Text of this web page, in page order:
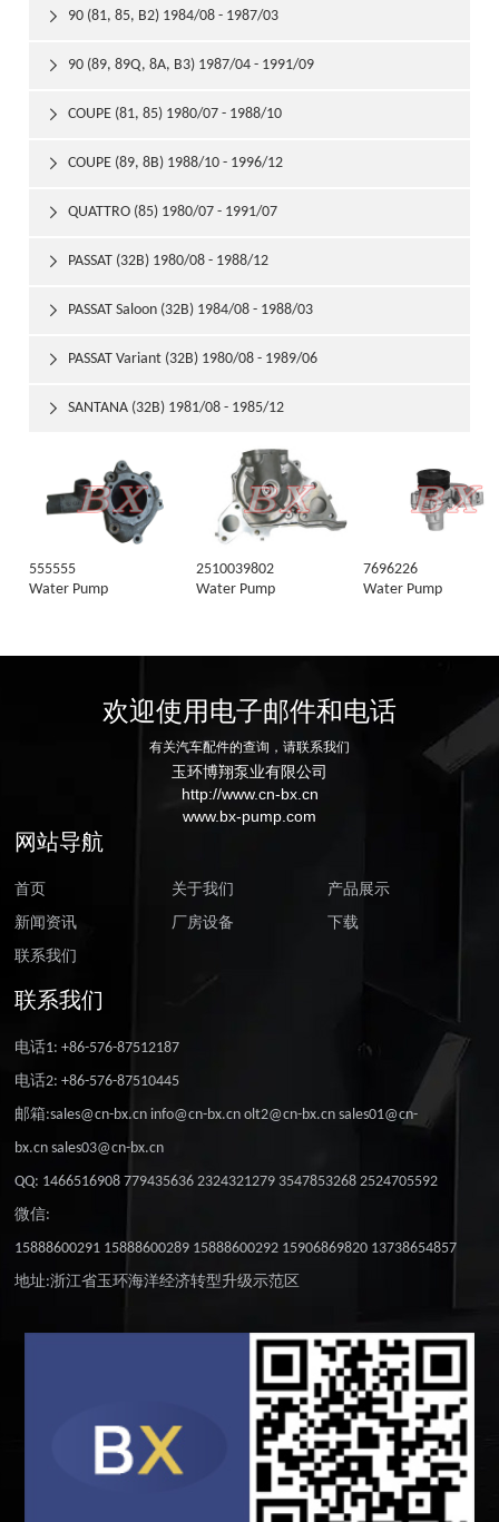
90 (81, 85, B2) 1984/08 - 1987/03

90 (89, 89Q, 8A, B3) 1987/04 - 1991/09

COUPE (81, 85) 1980/07 - 1988/10

COUPE (89, 8B) 1988/10 - 1996/12

QUATTRO (85) 1980/07 - 1991/07

PASSAT (32B) 1980/08 - 1988/12

PASSAT Saloon (32B) 1984/08 - 1988/03

PASSAT Variant (32B) 1980/08 - 1989/06

SANTANA (32B) 1981/08 - 1985/12

555555
Water Pump
2510039802
Water Pump
7696226
Water Pump
欢迎使用电子邮件和电话
有关汽车配件的查询，请联系我们
玉环博翔泵业有限公司
http://www.cn-bx.cn
www.bx-pump.com
网站导航
首页 关于我们
产品展示
新闻资讯
厂房设备
下载
联系我们
联系我们
电话1: +86-576-87512187
电话2: +86-576-87510445
邮箱:sales@cn-bx.cn info@cn-bx.cn olt2@cn-bx.cn sales01@cn-
bx.cn sales03@cn-bx.cn
QQ: 1466516908 779435636 2324321279 3547853268 2524705592
微信:
15888600291 15888600289 15888600292 15906869820 13738654857
地址:浙江省玉环海洋经济转型升级示范区